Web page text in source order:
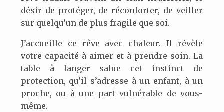
désir de protéger, de réconforter, de veiller
sur quelqu’un de plus fragile que soi.
J’accueille ce rêve avec chaleur. Il révèle
votre capacité à aimer et à prendre soin. La
table à langer salue cet instinct de
protection, qu’il s’adresse à un enfant, à un
proche, ou à une part vulnérable de vous-
même.